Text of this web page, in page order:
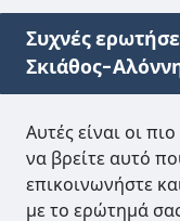
Συχνές
Σκιάθος-
Αυτές είναι οι
να βρείτε αυτό
επικοινωνήστε
με το ερώτημά